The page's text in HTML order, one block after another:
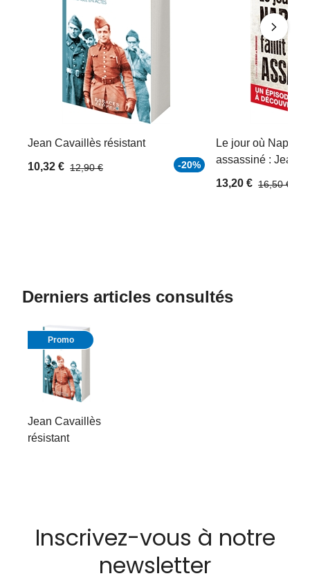
Jean Cavaillès résistant
10,32 € 12,90 € -20%
Le jour où
assassiné : Jean
13,20 € 16,50 €
Derniers articles consultés
Promo
Jean Cavaillès
résistant
Inscrivez-vous à notre
newsletter